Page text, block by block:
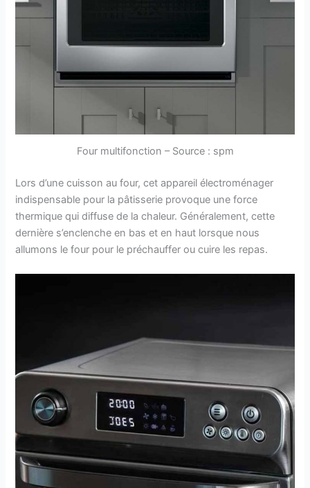
Four multifonction – Source : spm
Lors d’une cuisson au four, cet appareil électroménager
indispensable pour la pâtisserie provoque une force
thermique qui diffuse de la chaleur. Généralement, cette
dernière s’enclenche en bas et en haut lorsque nous
allumons le four pour le préchauffer ou cuire les repas.